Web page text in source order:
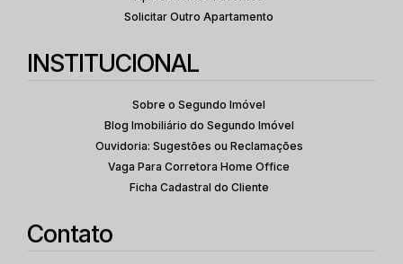
Solicitar Outro Apartamento
INSTITUCIONAL
Sobre o Segundo Imóvel
Blog Imobiliário do Segundo Imóvel
Ouvidoria: Sugestões ou Reclamações
Vaga Para Corretora Home Office
Ficha Cadastral do Cliente
Contato